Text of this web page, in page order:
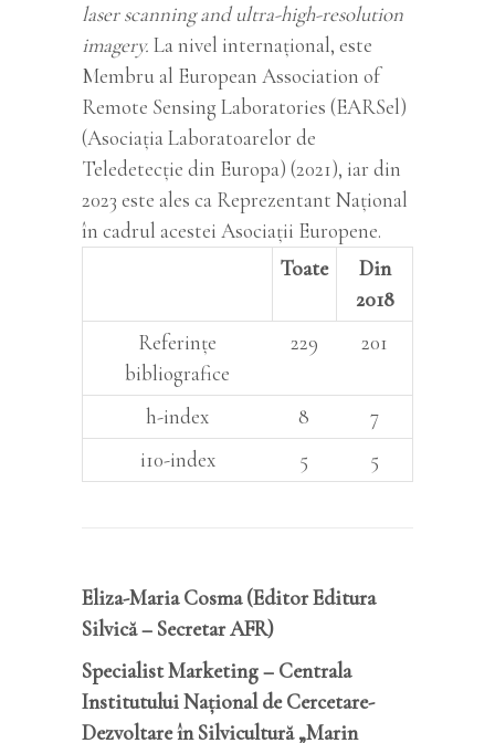
laser scanning and ultra-high-resolution
imagery. La nivel internațional, este
Membru al European Association of
Remote Sensing Laboratories (EARSel)
(Asociația Laboratoarelor de
Teledetecție din Europa) (2021), iar din
2023 este ales ca Reprezentant Național
în cadrul acestei Asociații Europene.
Toate
Din
2018
Referințe
bibliografice
229 201
h-index 8
7
i10-index
5 5
Eliza-Maria Cosma (Editor Editura
Silvică – Secretar AFR)
Specialist Marketing – Centrala
Institutului Național de Cercetare-
Dezvoltare în Silvicultură „Marin